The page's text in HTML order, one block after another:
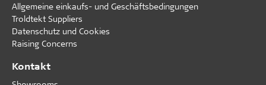
Allgemeine einkaufs- und Geschäftsbedingungen
Troldtekt Suppliers
Datenschutz und Cookies
Raising Concerns
Kontakt